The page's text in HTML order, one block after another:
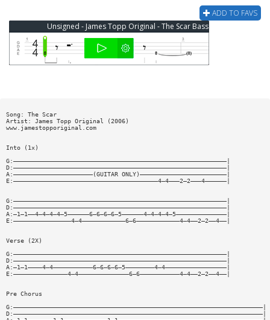
ADD TO FAVS
Unsigned - James Topp Original - The Scar Bass Tab
Song: The Scar
Artist: James Topp Original (2006)
www.jamestopporiginal.com
Into (1x)
G:———————————————————————————————————————————————————————————|
D:———————————————————————————————————————————————————————————|
A:——————————————————————(GUITAR ONLY)————————————————————————|
E:————————————————————————————————————————4—4———2—2———4——————|
G:———————————————————————————————————————————————————————————|
D:———————————————————————————————————————————————————————————|
A:—1—1——4—4—4—4—5——————6—6—6—6—5——————4—4—4—4—5——————————————|
E:————————————————4—4————————————6—6————————————4—4——2—2——4——|
Verse (2X)
G:———————————————————————————————————————————————————————————|
D:———————————————————————————————————————————————————————————|
A:—1—1————4—4———————————6—6—6—6—5————————4—4—————————————————|
E:———————————————4—4——————————————6—6———————————4—4——2—2——4——|
Pre Chorus
G:—————————————————————————————————————————————————————————————————————|
D:—————————————————————————————————————————————————————————————————————|